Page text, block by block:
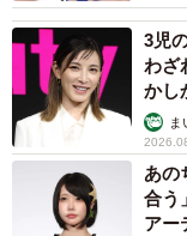
加藤小夏さんプロ
かとう・こなつ
座。A型。2019年
「I’’s」でヒロイ
年)、乃木坂46・山
(2023年)に出演し
ブランドプロデュ
3児
わざ
かし
ま
あの
合う
アー